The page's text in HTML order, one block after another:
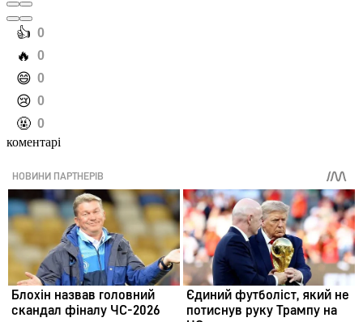
️👍 0
️🔥 0
️😄 0
️😢 0
️🤬 0
коментарі